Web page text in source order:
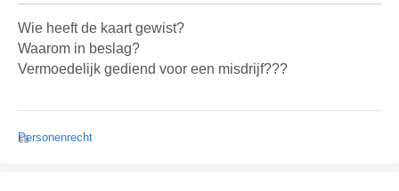
Wie heeft de kaart gewist?
Waarom in beslag?
Vermoedelijk gediend voor een misdrijf???
Personenrecht